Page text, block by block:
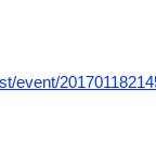
event/